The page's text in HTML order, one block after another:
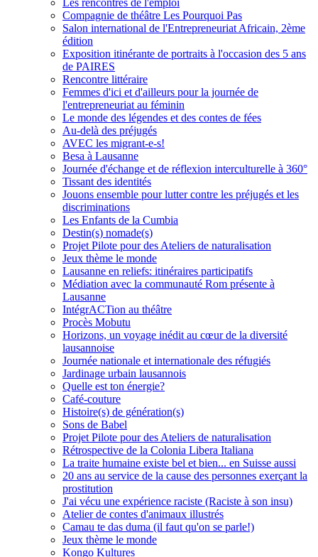
Compagnie de théâtre Les Pourquoi Pas
Salon international de l'Entrepreneuriat Africain, 2ème
édition
Exposition itinérante de portraits à l'occasion des 5 ans
de PAIRES
Rencontre littéraire
Femmes d'ici et d'ailleurs pour la journée de
l'entrepreneuriat au féminin
Le monde des légendes et des contes de fées
Au-delà des préjugés
AVEC les migrant-e-s!
Besa à Lausanne
Journée d'échange et de réflexion interculturelle à 360°
Tissant des identités
Jouons ensemble pour lutter contre les préjugés et les
discriminations
Les Enfants de la Cumbia
Destin(s) nomade(s)
Projet Pilote pour des Ateliers de naturalisation
Jeux thème le monde
Lausanne en reliefs: itinéraires participatifs
Médiation avec la communauté Rom présente à
Lausanne
IntégrACTion au théâtre
Procès Mobutu
Horizons, un voyage inédit au cœur de la diversité
lausannoise
Journée nationale et internationale des réfugiés
Jardinage urbain lausannois
Quelle est ton énergie?
Café-couture
Histoire(s) de génération(s)
Sons de Babel
Projet Pilote pour des Ateliers de naturalisation
Rétrospective de la Colonia Libera Italiana
La traite humaine existe bel et bien... en Suisse aussi
20 ans au service de la cause des personnes exerçant la
prostitution
J'ai vécu une expérience raciste (Raciste à son insu)
Atelier de contes d'animaux illustrés
Camau te das duma (il faut qu'on se parle!)
Jeux thème le monde
Kongo Kultures